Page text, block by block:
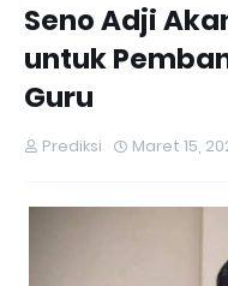
Seno Adji
untuk
Guru
Prediksi Maret 15,